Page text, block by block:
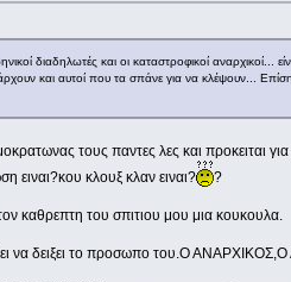
διαδηλωτές και οι καταστροφικοί
και αυτοί που τα σπάνε για να κλέψουν...
τους παντες λες και προκειται
ειναι?κου κλουξ κλαν ειναι? ?
καθρεπτη του σπιτιου μου μια κουκουλα.
θελει να δειξει το προσωπο του.Ο